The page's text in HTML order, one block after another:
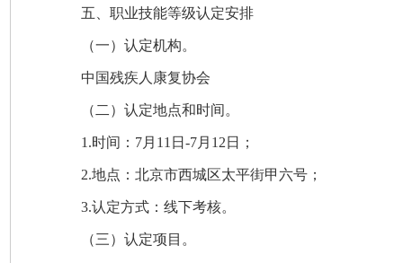
五、职业技能等级认定安排
（一）认定机构。
中国残疾人康复协会
（二）认定地点和时间。
1 .时间：7月11日-7月12日；
2.地点：北京市西城区太平街甲六号；
3.认定方式：线下考核。
（三）认定项目。